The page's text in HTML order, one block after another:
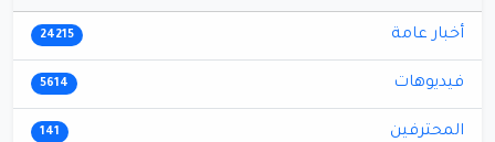
أخبار عامة 24215
فيديوهات 5614
المحترفين 141